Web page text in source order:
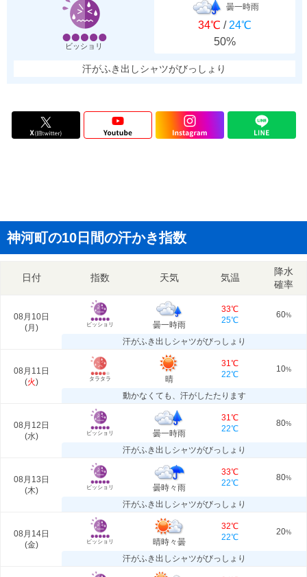
ビッショリ
曇一時雨
34℃ / 24℃
50%
汗がふき出しシャツがびっしょり
神河町の10日間の汗かき指数
日付 指数 天気 気温
降水
確率
08月10日
(月 ) ビッショリ 曇一時雨
33℃
25℃
60%
汗がふき出しシャツがびっしょり
08月11日
(火) タラタラ 晴
31℃
22℃
10%
動かなくても、汗がしたたります
08月12日
(水) ビッショリ 曇一時雨
31℃
22℃
80%
汗がふき出しシャツがびっしょり
08月13日
(木) ビッショリ 曇時々雨
33℃
22℃
80%
汗がふき出しシャツがびっしょり
08月14日
(金) ビッショリ 晴時々曇
32℃
22℃
20%
汗がふき出しシャツがびっしょり